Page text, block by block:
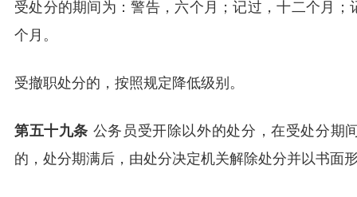
受处分的期间为：警告，六个月；记过，十二个月
个月。
受撤职处分的，按照规定降低级别。
第五十九条 公务员受开除以外的处分，在受处分期
的，处分期满后，由处分决定机关解除处分并以书面